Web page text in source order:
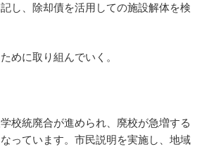
し、除却債を活用しての施設解体を検
めに取り組んでいく。
校統廃合が進められ、廃校が急増する
っています。市民説明を実施し、地域